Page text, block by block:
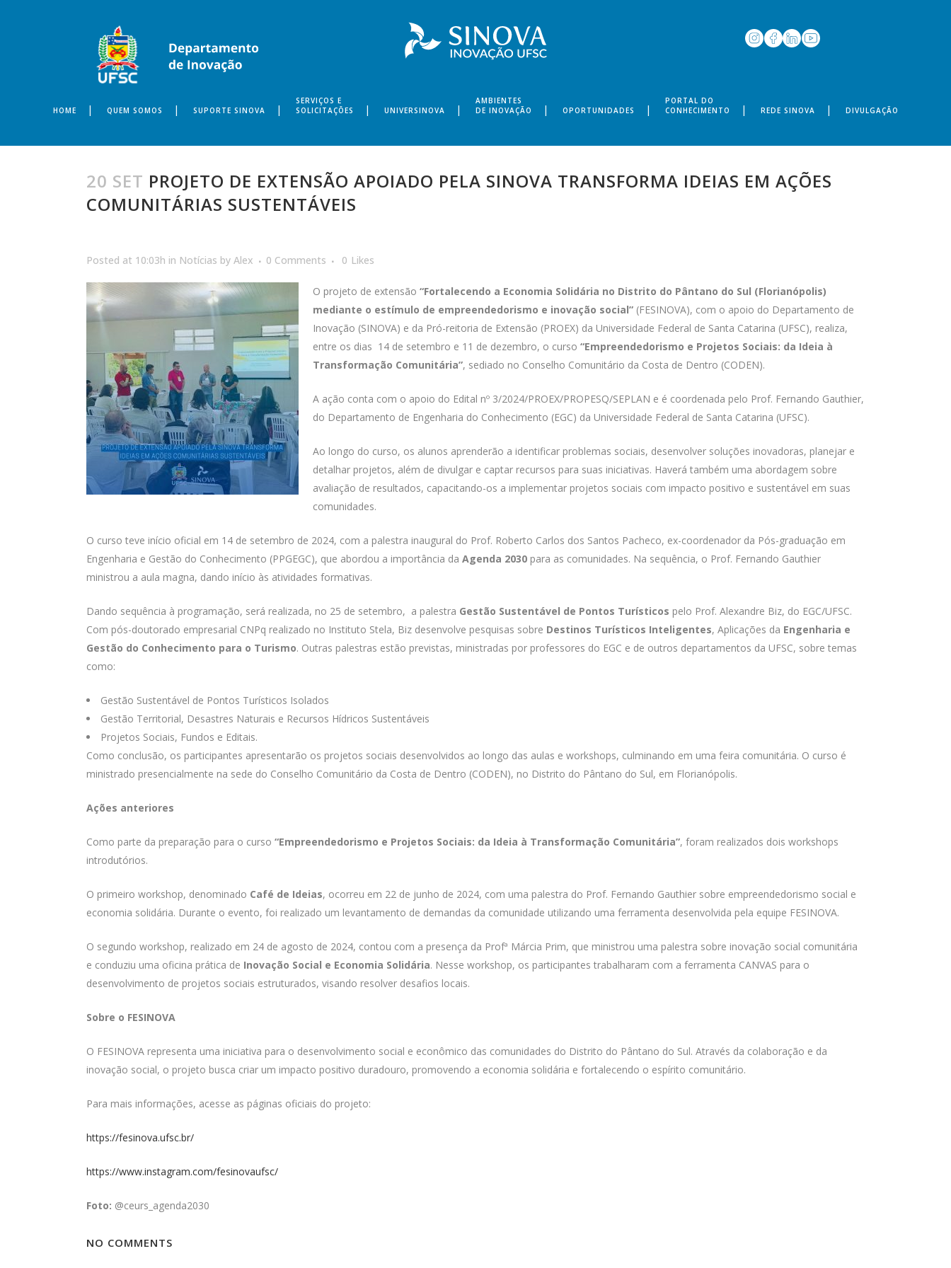
HOME QUEM SOMOS SUPORTE SINOVA
SERVIÇOS E
SOLICITAÇÕES
UNIVERSINOVA
AMBIENTES
DE INOVAÇÃO
OPORTUNIDADES
PORTAL DO
CONHECIMENTO
REDE SINOVA DIVULGAÇÃO
20 SET PROJETO DE EXTENSÃO APOIADO PELA SINOVA TRANSFORMA IDEIAS EM AÇÕES
COMUNITÁRIAS SUSTENTÁVEIS
Posted at 10:03h in Notícias by Alex 0 Comments 0 Likes
O projeto de extensão “Fortalecendo a Economia Solidária no Distrito do Pântano do Sul (Florianópolis)
mediante o estímulo de empreendedorismo e inovação social” (FESINOVA), com o apoio do Departamento de
Inovação (SINOVA) e da Pró-reitoria de Extensão (PROEX) da Universidade Federal de Santa Catarina (UFSC), realiza,
entre os dias 14 de setembro e 11 de dezembro, o curso “Empreendedorismo e Projetos Sociais: da Ideia à
Transformação Comunitária”, sediado no Conselho Comunitário da Costa de Dentro (CODEN).
A ação conta com o apoio do Edital nº 3/2024/PROEX/PROPESQ/SEPLAN e é coordenada pelo Prof. Fernando Gauthier,
do Departamento de Engenharia do Conhecimento (EGC) da Universidade Federal de Santa Catarina (UFSC).
Ao longo do curso, os alunos aprenderão a identificar problemas sociais, desenvolver soluções inovadoras, planejar e
detalhar projetos, além de divulgar e captar recursos para suas iniciativas. Haverá também uma abordagem sobre
avaliação de resultados, capacitando-os a implementar projetos sociais com impacto positivo e sustentável em suas
comunidades.
O curso teve início oficial em 14 de setembro de 2024, com a palestra inaugural do Prof. Roberto Carlos dos Santos Pacheco, ex-coordenador da Pós-graduação em
Engenharia e Gestão do Conhecimento (PPGEGC), que abordou a importância da Agenda 2030 para as comunidades. Na sequência, o Prof. Fernando Gauthier
ministrou a aula magna, dando início às atividades formativas.
Dando sequência à programação, será realizada, no 25 de setembro, a palestra Gestão Sustentável de Pontos Turísticos pelo Prof. Alexandre Biz, do EGC/UFSC.
Com pós-doutorado empresarial CNPq realizado no Instituto Stela, Biz desenvolve pesquisas sobre Destinos Turísticos Inteligentes, Aplicações da Engenharia e
Gestão do Conhecimento para o Turismo. Outras palestras estão previstas, ministradas por professores do EGC e de outros departamentos da UFSC, sobre temas
como:
Gestão Sustentável de Pontos Turísticos Isolados
Gestão Territorial, Desastres Naturais e Recursos Hídricos Sustentáveis
Projetos Sociais, Fundos e Editais.
Como conclusão, os participantes apresentarão os projetos sociais desenvolvidos ao longo das aulas e workshops, culminando em uma feira comunitária. O curso é
ministrado presencialmente na sede do Conselho Comunitário da Costa de Dentro (CODEN), no Distrito do Pântano do Sul, em Florianópolis.
Ações anteriores
Como parte da preparação para o curso “Empreendedorismo e Projetos Sociais: da Ideia à Transformação Comunitária”, foram realizados dois workshops
introdutórios.
O primeiro workshop, denominado Café de Ideias, ocorreu em 22 de junho de 2024, com uma palestra do Prof. Fernando Gauthier sobre empreendedorismo social e
economia solidária. Durante o evento, foi realizado um levantamento de demandas da comunidade utilizando uma ferramenta desenvolvida pela equipe FESINOVA.
O segundo workshop, realizado em 24 de agosto de 2024, contou com a presença da Profª Márcia Prim, que ministrou uma palestra sobre inovação social comunitária
e conduziu uma oficina prática de Inovação Social e Economia Solidária. Nesse workshop, os participantes trabalharam com a ferramenta CANVAS para o
desenvolvimento de projetos sociais estruturados, visando resolver desafios locais.
Sobre o FESINOVA
O FESINOVA representa uma iniciativa para o desenvolvimento social e econômico das comunidades do Distrito do Pântano do Sul. Através da colaboração e da
inovação social, o projeto busca criar um impacto positivo duradouro, promovendo a economia solidária e fortalecendo o espírito comunitário.
Para mais informações, acesse as páginas oficiais do projeto:
https://fesinova.ufsc.br/
https://www.instagram.com/fesinovaufsc/
Foto: @ceurs_agenda2030
NO COMMENTS